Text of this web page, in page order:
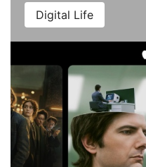
Digital Life